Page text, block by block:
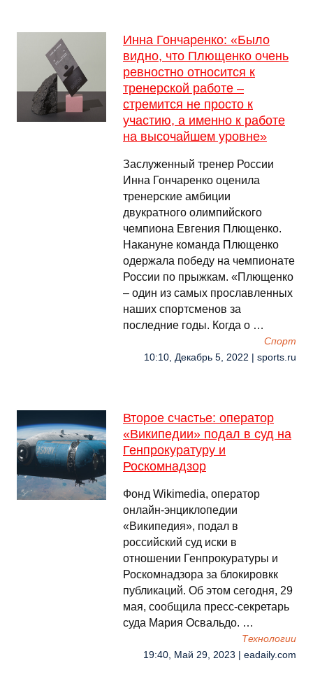
Инна Гончаренко: «Было
видно, что Плющенко очень
ревностно относится к
тренерской работе –
стремится не просто к
участию, а именно к работе
на высочайшем уровне»
Заслуженный тренер России
Инна Гончаренко оценила
тренерские амбиции
двукратного олимпийского
чемпиона Евгения Плющенко.
Накануне команда Плющенко
одержала победу на чемпионате
России по прыжкам. «Плющенко
– один из самых прославленных
наших спортсменов за
последние годы. Когда о …
Спорт
10:10, Декабрь 5, 2022 | sports.ru
Второе счастье: оператор
«Википедии» подал в суд на
Генпрокуратуру и
Роскомнадзор
Фонд Wikimedia, оператор
онлайн-энциклопедии
«Википедия», подал в
российский суд иски в
отношении Генпрокуратуры и
Роскомнадзора за блокировкк
публикаций. Об этом сегодня, 29
мая, сообщила пресс-секретарь
суда Мария Освальдо. …
Технологии
19:40, Май 29, 2023 | eadaily.com